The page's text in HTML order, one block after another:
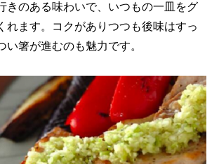
きのある味わいで、いつもの一皿をグ
れます。コクがありつつも後味はすっ
い箸が進むのも魅力です。